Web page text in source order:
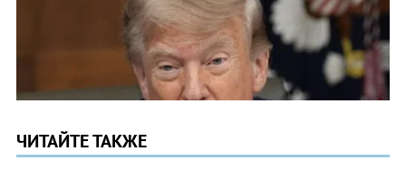
ЧИТАЙТЕ ТАКЖЕ